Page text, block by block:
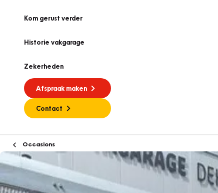
Kom gerust verder
Historie vakgarage
Zekerheden
Afspraak maken
Contact
Occasions